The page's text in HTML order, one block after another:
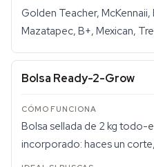
Golden Teacher,
Mazatapec, B+, Mexican,
Bolsa Ready-2-Grow
Bolsa sellada de 2 kg
incorporado: haces un